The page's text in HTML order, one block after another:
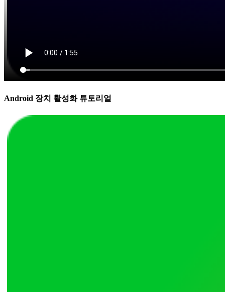
Android 장치 활성화 튜토리얼